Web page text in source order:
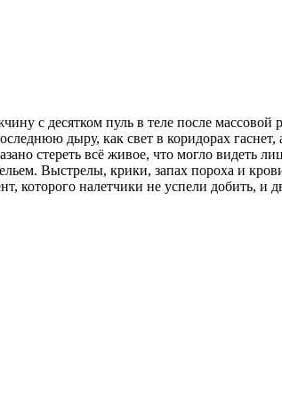
с десятком пуль в теле после массовой
дыру, как свет в коридорах
стереть всё живое, что могло видеть
Выстрелы, крики, запах пороха и
которого налетчики не успели добить, и